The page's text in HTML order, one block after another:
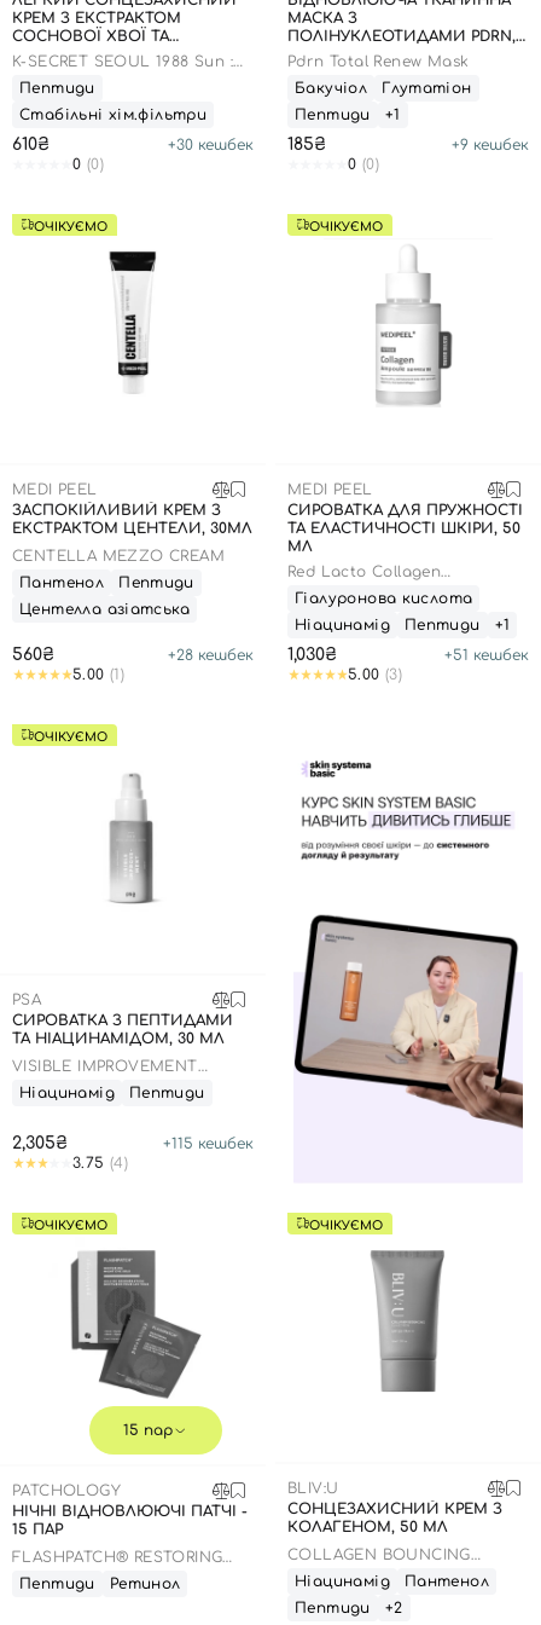
КРЕМ З ЕКСТРАКТОМ
СОСНОВОЇ ХВОЇ ТА
ЦЕРАМІДАМИ 50 МЛ
K-SECRET SEOUL 1988 Sun :
Pine Tree + Ceramide
Пептиди
Стабільні хім.фільтри
610₴ +30 кешбек
0 (0)
МАСКА З
ПОЛІНУКЛЕОТИДАМИ PDRN,
ПЕПТИДАМИ ТА
Pdrn Total Renew Mask
Бакучіол
Глутатіон
Пептиди
+1
185₴ +9 кешбек
0 (0)
ОЧІКУЄМО
MEDI PEEL
ЗАСПОКІЙЛИВИЙ КРЕМ З
ЕКСТРАКТОМ ЦЕНТЕЛИ, 30МЛ
CENTELLA MEZZO CREAM
Пантенол
Пептиди
Центелла азіатська
560₴ +28 кешбек
5.00 (1)
ОЧІКУЄМО
MEDI PEEL
СИРОВАТКА ДЛЯ ПРУЖНОСТІ
ТА ЕЛАСТИЧНОСТІ ШКІРИ, 50
МЛ
Red Lacto Collagen
Tightening Ampoule, 50 мл
Гіалуронова кислота
Ніацинамід
Пептиди +1
1,030₴ +51 кешбек
5.00 (3)
ОЧІКУЄМО
PSA
СИРОВАТКА З ПЕПТИДАМИ
ТА НІАЦИНАМІДОМ, 30 МЛ
VISIBLE IMPROVEMENT
PEPTIDES AND NIACINAMIDE
SERUM
Ніацинамід Пептиди
2,305₴ +115 кешбек
3.75 (4)
ОЧІКУЄМО
15 пар
PATCHOLOGY
НІЧНІ ВІДНОВЛЮЮЧІ ПАТЧІ -
15 ПАР
FLASHPATCH® RESTORING
NIGHT EYE GELS
Пептиди Ретинол
ОЧІКУЄМО
BLIV:U
СОНЦЕЗАХИСНИЙ КРЕМ З
КОЛАГЕНОМ, 50 МЛ
COLLAGEN BOUNCING
SUNSCREEN
Ніацинамід
Пантенол
Пептиди
+2
Реєстрація